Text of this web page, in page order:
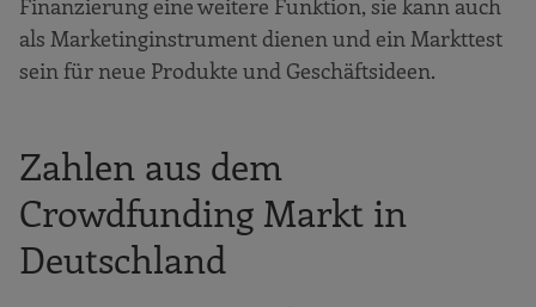
als Marketinginstrument dienen und ein Markttest
sein für neue Produkte und Geschäftsideen.
Zahlen aus dem
Crowdfunding Markt in
Deutschland